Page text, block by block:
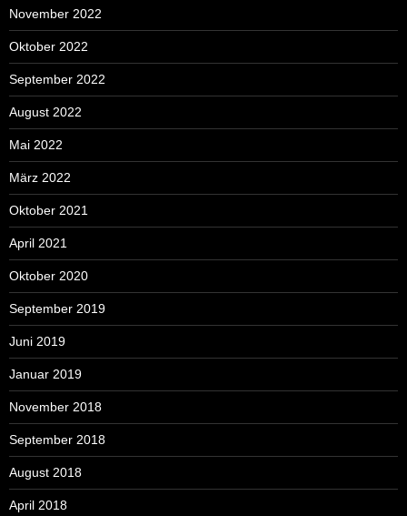
November 2022
Oktober 2022
September 2022
August 2022
Mai 2022
März 2022
Oktober 2021
April 2021
Oktober 2020
September 2019
Juni 2019
Januar 2019
November 2018
September 2018
August 2018
April 2018